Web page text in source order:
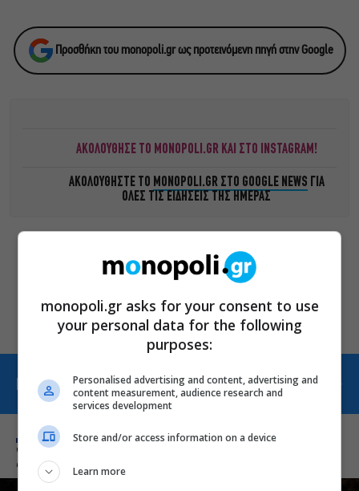
Προσθήκη του monopoli.gr ως προτεινόμενη πηγή στην Google
ΑΚΟΛΟΥΘΗΣΕ ΤΟ MONOPOLI.GR ΚΑΙ ΣΤΟ INSTAGRAM!
ΑΚΟΛΟΥΘΗΣΤΕ ΤΟ MONOPOLI.GR ΣΤΟ GOOGLE NEWS ΓΙΑ
ΟΛΕΣ ΤΙΣ ΕΙΔΗΣΕΙΣ ΤΗΣ ΗΜΕΡΑΣ
Οι «Τρωάδες» στην Επίδαυρο
αλλάζουν την αντίληψη για
τον πολιτισμό
ΠΕΡΙΣΣΟΤΕΡΑ ΑΠΟ ΘΕΑΤΡΟ
Σχετικά Θέματα
monopoli.gr asks for your consent to use
your personal data for the following
purposes:
Personalised advertising and content, advertising and
content measurement, audience research and
services development
Store and/or access information on a device
Learn more